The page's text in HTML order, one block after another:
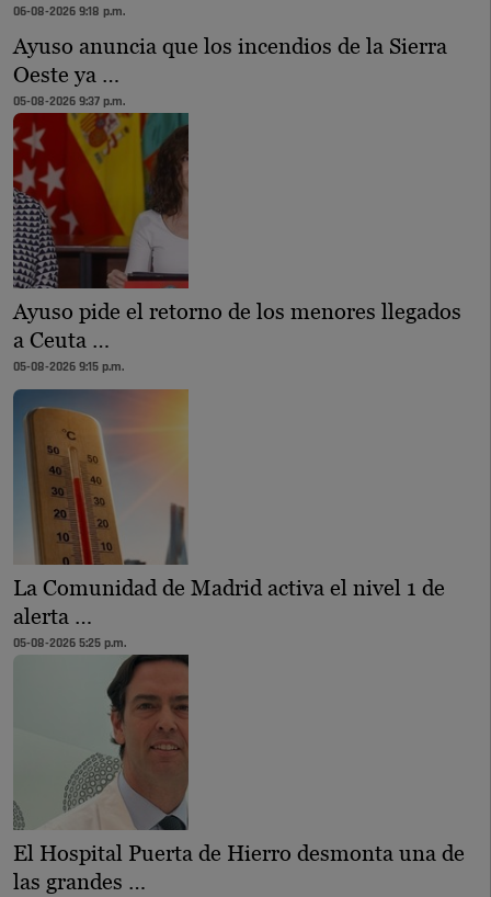
06-08-2026 9:18 p.m.
Ayuso anuncia que los incendios de la Sierra
Oeste ya …
05-08-2026 9:37 p.m.
Ayuso pide el retorno de los menores llegados
a Ceuta …
05-08-2026 9:15 p.m.
La Comunidad de Madrid activa el nivel 1 de
alerta …
05-08-2026 5:25 p.m.
El Hospital Puerta de Hierro desmonta una de
las grandes …